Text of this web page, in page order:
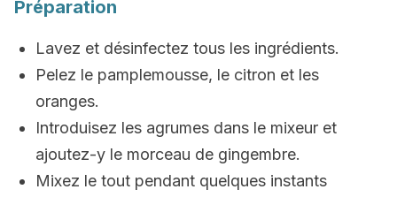
Préparation
Lavez et désinfectez tous les ingrédients.
Pelez le pamplemousse, le citron et les
oranges.
Introduisez les agrumes dans le mixeur et
ajoutez-y le morceau de gingembre.
Mixez le tout pendant quelques instants